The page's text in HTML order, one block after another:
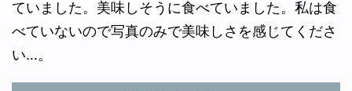
ていました。美味しそうに食べていました。私は食
べていないので写真のみで美味しさを感じてくださ
い…。